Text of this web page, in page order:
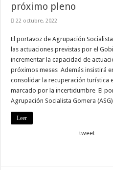
próximo pleno
22 octubre, 2022
El portavoz de Agrupación
las actuaciones previstas por el
incrementar la capacidad de
próximos meses Además insistirá
consolidar la recuperación turística
marcado por la incertidumbre El
Agrupación Socialista Gomera
Leer
tweet